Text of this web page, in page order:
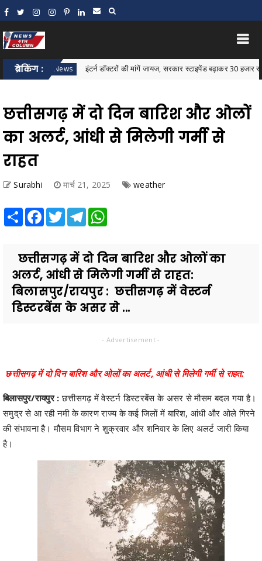
ब्रेकिंग :
News इंटर्न डॉक्टरों की मांगें जायज, सरकार स्टाइपेंड बढ़ाकर 30 हजार रुपये करे:
छत्तीसगढ़ में दो दिन बारिश और ओलों
का अलर्ट, आंधी से मिलेगी गर्मी से
राहत
Surabhi मार्च 21, 2025 weather
Share Facebook
TwitterTelegram
छत्तीसगढ़ में दो दिन बारिश और ओलों का
अलर्ट, आंधी से मिलेगी गर्मी से राहत:
बिलासपुर/रायपुर : छत्तीसगढ़ में वेस्टर्न
डिस्टरबेंस के असर से ...
- Advertisement -
छत्तीसगढ़ में दो दिन बारिश और ओलों का अलर्ट, आंधी से मिलेगी गर्मी से राहत:
बिलासपुर/रायपुर : छत्तीसगढ़ में वेस्टर्न डिस्टरबेंस के असर से मौसम बदल गया है।
समुद्र से आ रही नमी के कारण राज्य के कई जिलों में बारिश, आंधी और ओले गिरने
की संभावना है। मौसम विभाग ने शुक्रवार और शनिवार के लिए अलर्ट जारी किया
है।